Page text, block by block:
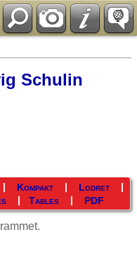
Schulin
Kompakt| Lodret|
| Tables| PDF